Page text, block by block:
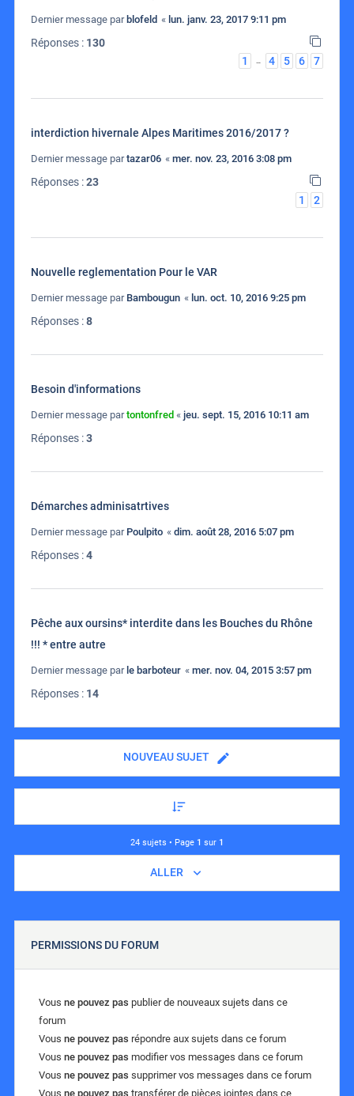
Dernier message par blofeld « lun. janv. 23, 2017 9:11 pm
Réponses : 130
1
… 4 5 6 7
interdiction hivernale Alpes Maritimes 2016/2017 ?
Dernier message partazar06 « mer. nov. 23, 2016 3:08 pm
Réponses :23
1
2
Nouvelle reglementation Pour le VAR
Dernier message par Bambougun « lun. oct. 10, 2016 9:25 pm
Réponses :8
Besoin d'informations
Dernier message partontonfred « jeu. sept. 15, 2016 10:11 am
Réponses :3
Démarches adminisatrtives
Dernier message par Poulpito « dim. août 28, 2016 5:07 pm
Réponses :4
Pêche aux oursins* interdite dans les Bouches du Rhône
!!! * entre autre
Dernier message par le barboteur « mer. nov. 04, 2015 3:57 pm
Réponses : 14
NOUVEAU SUJET
24 sujets • Page 1 sur 1
ALLER
PERMISSIONS DU FORUM
Vous ne pouvez pas publier de nouveaux sujets dans ce
forum
Vous ne pouvez pas répondre aux sujets dans ce forum
Vous ne pouvez pas modifier vos messages dans ce forum
Vous ne pouvez pas supprimer vos messages dans ce forum
Vous ne pouvez pas transférer de pièces jointes dans ce